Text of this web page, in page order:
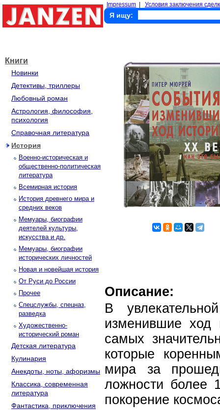
Impressum Условия заключения
Я ищу:
Книги
Новинки
Детективы, триллеры
Любовный роман
Астрология, философия,
психология
Справочная литература
История
Военно-историческая и
общественно-политическая
литература
Всемирная история
История древнего мира и
средних веков
Мемуары, биографии
деятелей культуры,
искусства и др.
Мемуары, биографии
исторических личностей
Новая и новейшая история
От Руси до России
Прочее
Спецслужбы, спецназ,
разведка
Художественно-
исторический роман
Детская литература
Кулинария
Анекдоты, ноты, афоризмы
Классика, современная
литература
Фантастика, приключения
Описание:
В
изменившие ход
самых
которые
мира за
ложности более
покорение